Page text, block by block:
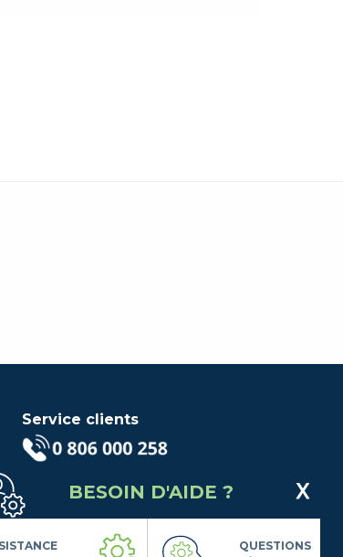
Service clients
appel local)
Lundi au Vendredi de 9h à 18h
Contactez-Nous
Suivez-nous
BESOIN D'AIDE ?
QUESTIONS